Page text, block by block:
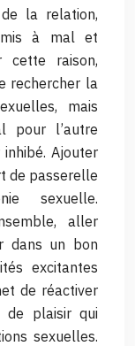
la relation,
mis à mal et
cette raison,
rechercher la
mais
pour l’autre
Ajouter
de passerelle
sexuelle.
aller
dans un bon
excitantes
de réactiver
de plaisir qui
sexuelles.